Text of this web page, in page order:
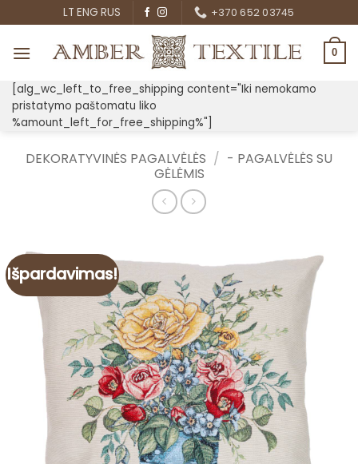
to
content
LT ENG RUS +370 652 03745
0
[alg_wc_left_to_free_shipping content="Iki nemokamo
pristatymo paštomatu liko
%amount_left_for_free_shipping%"]
DEKORATYVINĖS PAGALVĖLĖS / - PAGALVĖLĖS SU
GĖLĖMIS
Išpardavimas!